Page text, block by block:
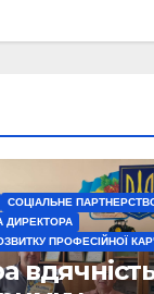
СОЦІАЛЬНЕ
ДИРЕКТОРА
ПРОФЕСІЙНОЇ